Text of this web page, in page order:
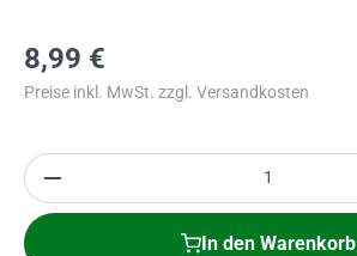
8,99 €
Preise inkl. MwSt. zzgl. Versandkosten
Anzahl
In den Warenkorb